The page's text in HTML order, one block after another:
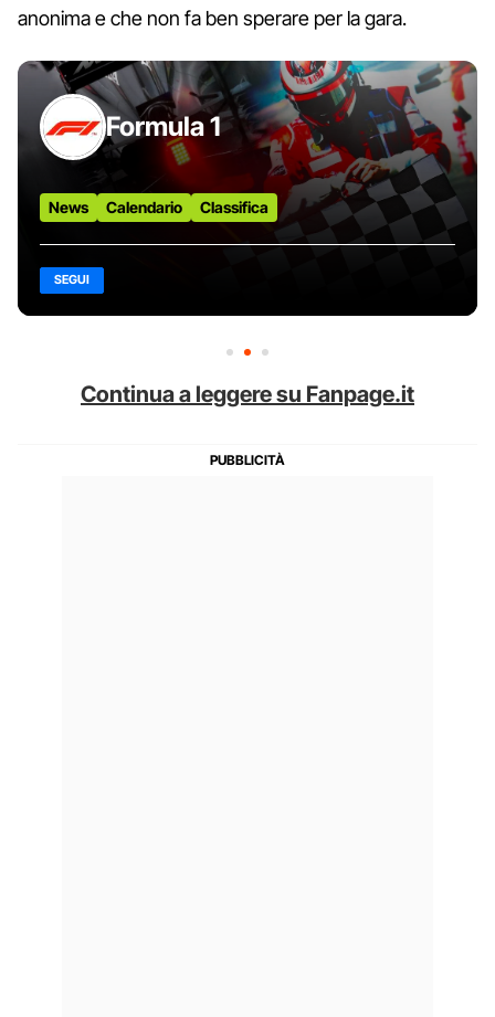
anonima e che non fa ben sperare per la gara.
Formula 1
News Calendario Classifica
SEGUI
Continua a leggere su Fanpage.it